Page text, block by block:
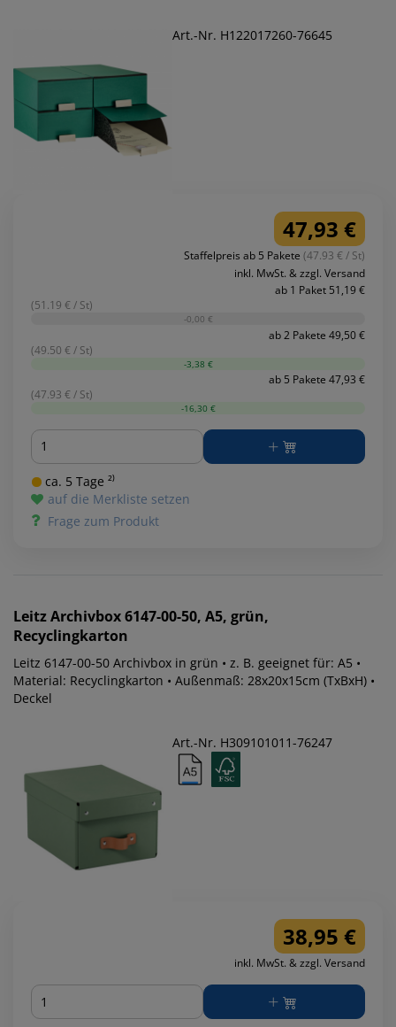
Art.-Nr. H122017260-76645
47,93 €
Staffelpreis ab 5 Pakete (47.93 € / St)
inkl. MwSt. & zzgl. Versand
ab 1 Paket 51,19 €
(51.19 € / St)
-0,00 €
ab 2 Pakete 49,50 €
(49.50 € / St)
-3,38 €
ab 5 Pakete 47,93 €
(47.93 € / St)
-16,30 €
Menge
ca. 5 Tage ²⁾
auf die Merkliste setzen
Frage zum Produkt
LeitzArchivbox 6147-00-50, A5, grün,
Recyclingkarton
Leitz 6147-00-50 Archivbox in grün • z. B. geeignet für: A5 •
Material: Recyclingkarton • Außenmaß: 28x20x15cm (TxBxH) •
Deckel
Art.-Nr. H309101011-76247
38,95 €
inkl. MwSt. & zzgl. Versand
Menge